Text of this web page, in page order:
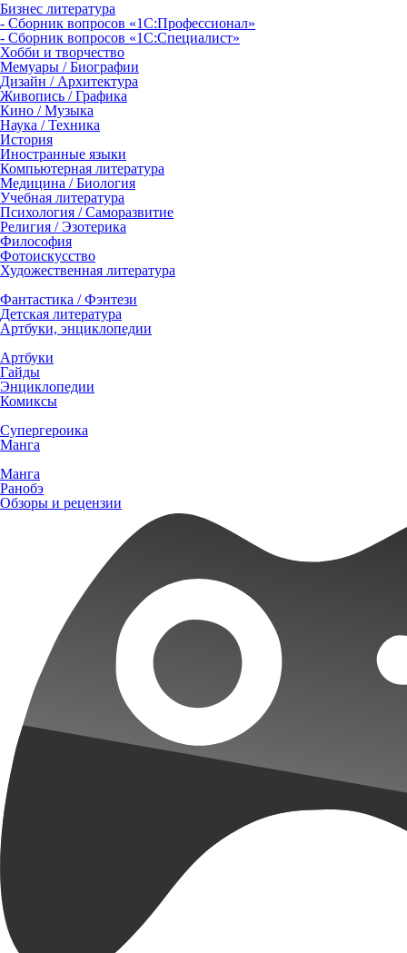
Бизнес литература
- Сборник вопросов «1С:Профессионал»
- Сборник вопросов «1С:Специалист»
Хобби и творчество
Мемуары / Биографии
Дизайн / Архитектура
Живопись / Графика
Кино / Музыка
Наука / Техника
История
Иностранные языки
Компьютерная литература
Медицина / Биология
Учебная литература
Психология / Саморазвитие
Религия / Эзотерика
Философия
Фотоискусство
Художественная литература
Фантастика / Фэнтези
Детская литература
Артбуки, энциклопедии
Артбуки
Гайды
Энциклопедии
Комиксы
Супергероика
Манга
Манга
Ранобэ
Обзоры и рецензии